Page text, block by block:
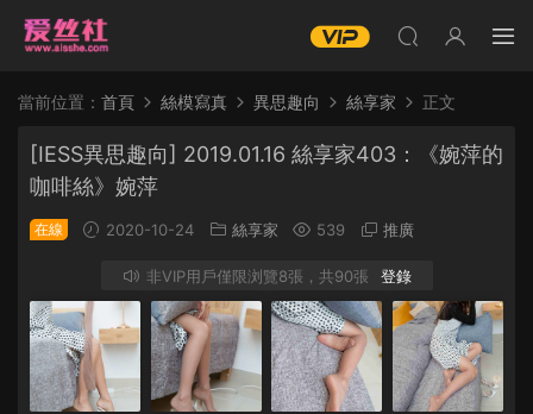
當前位置： 首頁 絲模寫真 異思趣向 絲享家 正文
[IESS異思趣向] 2019.01.16 絲享家403：《婉萍的
咖啡絲》婉萍
在線 2020-10-24 絲享家 539 推廣
非VIP用戶僅限浏覽8張，共90張 登錄